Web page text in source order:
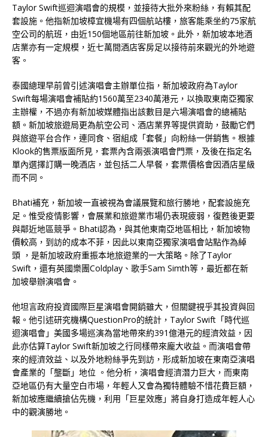
Taylor Swift巡迴演唱會的規模，並接待大批外來粉絲，有賴其配
套設施。他指新加坡樟宜機場有四個航站樓，旅客能乘坐約75家航
空公司的航班，由近150個地區前往新加坡。此外，新加坡本地酒
店業亦有一定規模，近七萬間酒店客房足以接待前來觀光的外地遊
客。
泰國總理早前曾引述演唱會主辦單位指，新加坡政府為Taylor
Swift每場演唱會補貼約1560萬至2340萬港元，以換取東南亞獨家
主辦權，不過亦有新加坡媒體指出該數目是六場演唱會的總補貼
額。新加坡旅遊局更為航空公司、酒店業界等提供資助，鼓勵它們
與旅遊平台合作，連同食、宿組成「套餐」向粉絲一併銷售。根據
Klook的售票版面所見，套票內含兩張演唱會門票，及後在指定名
單內選擇訂購一晚酒店，並包括二人早餐，套票價格會因酒店星級
而不同。
Bhati補充，新加坡一直被視為會議展覽和旅行勝地，配套設施充
足。惟受疫情影響，會展業和旅遊業市場仍表現疲弱，復甦後更要
與鄰近地區競爭。Bhati認為，與其他東南亞地區相比，新加坡物
價較高，到訪的成本不菲，因此以東南亞獨家演唱會站點作為綽
頭 ，是新加坡政府重振本地旅遊業的一大策略。除了Taylor
Swift，還有英國樂團Coldplay、歌手Sam Simth等，最近都在新
加坡舉辦演唱會。
他坦言政府投資國際巨星演唱會開銷雖大，但關鍵視乎其投資與回
報。他引述研究機構QuestionPro的統計，Taylor Swift「時代巡
迴演唱會」美國多場巡演為當地帶來約391億港元的經濟效益，因
此亦估算Taylor Swift新加坡之行同樣帶來龐大收益。而演唱會帶
來的經濟效益、以及外地粉絲爭先到訪，形成新加坡在東南亞演唱
會產業的「壟斷」地位 。他分析，演唱會經濟潛力巨大，而東南
亞地區仍有大量空白市場，年輕人又會為獨特體驗不惜花費巨額，
新加坡應繼續搶佔先機，利用「巨星效應」將自身打造成年輕人心
中的觀演勝地。